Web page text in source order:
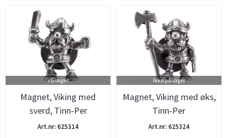
På lager
Magnet, Viking med
sverd, Tinn-Per
Art.nr: 625314
Ikke på lager
Magnet, Viking med øks,
Tinn-Per
Art.nr: 625324